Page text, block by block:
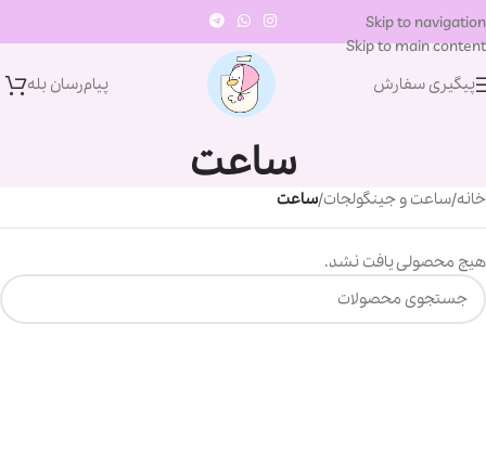
Skip to navigation
Skip to main content
پیگیری سفارش
پیام‌رسان‌ بله
ساعت
خانه/ساعت و جینگولجات/ساعت
هیچ محصولی یافت نشد.